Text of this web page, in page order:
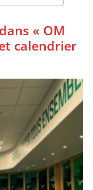
« OM
calendrier